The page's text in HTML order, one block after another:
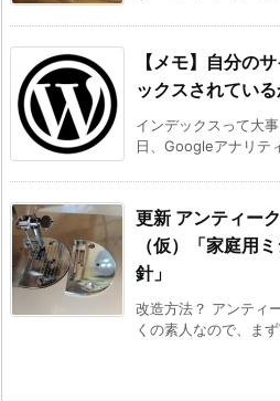
【メモ】自分の
ックスされてい
インデックスって大
日、Googleアナリテ
更新 アンティー
（仮）「家庭用
針」
改造方法？ アンティ
くの素人なので、ま